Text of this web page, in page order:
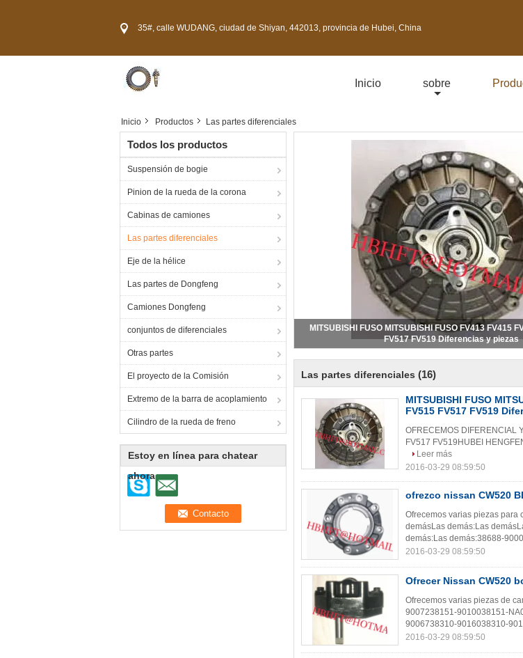
35#, calle WUDANG, ciudad de Shiyan, 442013, provincia de Hubei, China
Inicio sobre
Inicio Productos Las partes diferenciales
Todos los productos
Suspensión de bogie
Pinion de la rueda de la corona
Cabinas de camiones
Las partes diferenciales
Eje de la hélice
Las partes de Dongfeng
Camiones Dongfeng
conjuntos de diferenciales
Otras partes
El proyecto de la Comisión
Extremo de la barra de acoplamiento
Cilindro de la rueda de freno
Estoy en línea para chatear
ahora
MITSUBISHI FUSO MITSUBISHI FUSO FV413 FV415
FV517 FV519 Diferencias y piezas
Las partes diferenciales (16)
MITSUBISHI FUSO
FV515 FV517 FV519
OFRECEMOS DIFERENCIAL
FV517 FV519HUBEI
Leer más
2016-03-29 08:59:50
ofrezco nissan CW520
Ofrecemos varias piezas para
demásLas demás:Las
demás:Las demás:38688-
2016-03-29 08:59:50
Ofrecer Nissan CW520
Ofrecemos varias piezas de
9007238151-9010038151-
9006738310-9016038310-
2016-03-29 08:59:50